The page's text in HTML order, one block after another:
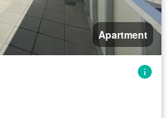
Apartment